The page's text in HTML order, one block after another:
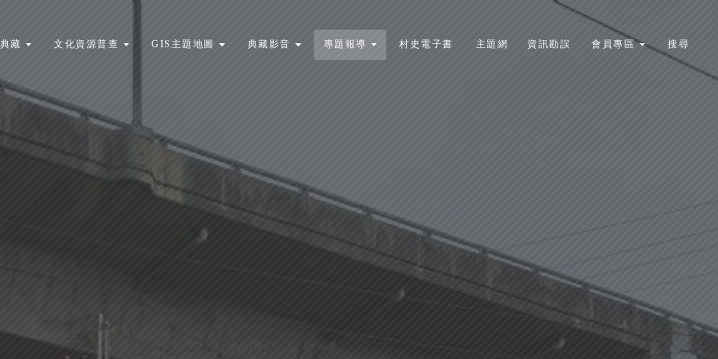
藏 文化資源普查 GIS主題地圖 典藏影音 專題報導 村史電子書 主題網 資訊勘誤 會員專區 搜尋